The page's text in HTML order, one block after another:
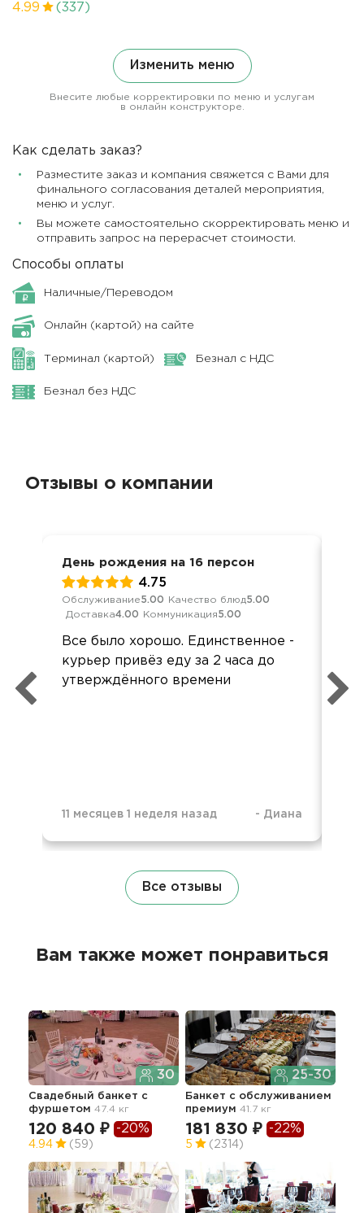
4.99 (337)
Изменить меню
Внесите любые корректировки по меню и услугам
в онлайн конструкторе.
Как сделать заказ?
Разместите заказ и компания свяжется с Вами для
финального согласования деталей мероприятия,
меню и услуг.
Вы можете самостоятельно скорректировать меню и
отправить запрос на перерасчет стоимости.
Способы оплаты
Наличные/Переводом
Онлайн (картой) на сайте
Терминал (картой) Безнал с НДС
Безнал без НДС
Отзывы о компании
День рождения на 16 персон
4.75
Обслуживание5.00 Качество блюд5.00
Доставка4.00 Коммуникация5.00
Все было хорошо. Единственное -
курьер привёз еду за 2 часа до
утверждённого времени
11 месяцев 1 неделя назад - Диана
Все отзывы
Вам также может понравиться
30
Свадебный банкет с
фуршетом 47.4 кг
120 840 ₽ -20%
4.94 (59)
25-30
Банкет с обслуживанием
премиум 41.7 кг
181 830 ₽ -22%
5 (2314)